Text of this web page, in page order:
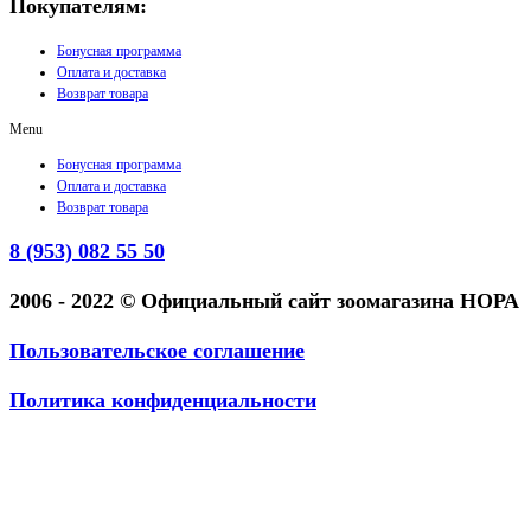
Покупателям:
Бонусная программа
Оплата и доставка
Возврат товара
Menu
Бонусная программа
Оплата и доставка
Возврат товара
8 (953) 082 55 50
2006 - 2022 © Официальный сайт зоомагазина НОРА
Пользовательское соглашение
Политика конфиденциальности